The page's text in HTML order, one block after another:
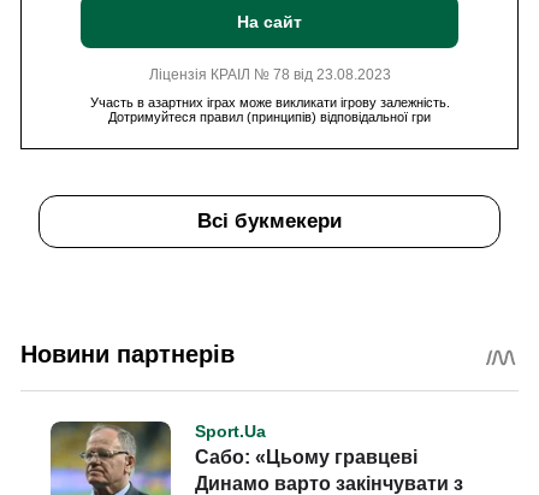
На сайт
Ліцензія КРАІЛ № 78 від 23.08.2023
Участь в азартних іграх може викликати ігрову залежність.
Дотримуйтеся правил (принципів) відповідальної гри
Всі букмекери